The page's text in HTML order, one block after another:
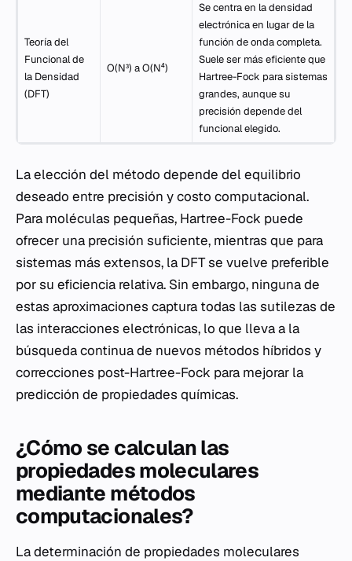
Teoría del
Funcional de
la Densidad
(DFT)
O(N³) a O(N⁴)
Se centra en la densidad
electrónica en lugar de la
función de onda completa.
Suele ser más eficiente que
Hartree-Fock para sistemas
grandes, aunque su
precisión depende del
funcional elegido.
La elección del método depende del equilibrio
deseado entre precisión y costo computacional.
Para moléculas pequeñas, Hartree-Fock puede
ofrecer una precisión suficiente, mientras que para
sistemas más extensos, la DFT se vuelve preferible
por su eficiencia relativa. Sin embargo, ninguna de
estas aproximaciones captura todas las sutilezas de
las interacciones electrónicas, lo que lleva a la
búsqueda continua de nuevos métodos híbridos y
correcciones post-Hartree-Fock para mejorar la
predicción de propiedades químicas.
¿Cómo se calculan las
propiedades moleculares
mediante métodos
computacionales?
La determinación de propiedades moleculares